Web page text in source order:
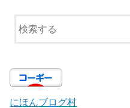
にほんブログ村